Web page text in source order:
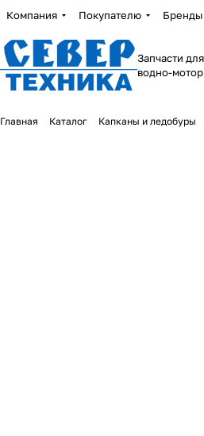
Компания Покупателю Бренды
Запчасти
водно-
Главная Каталог Капканы и ледобуры